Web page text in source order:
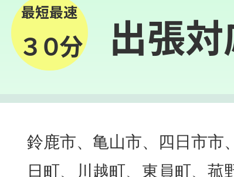
最短最速
３０分 出張
鈴鹿市、亀山市、四日市市
日町、川越町、東員町、菰